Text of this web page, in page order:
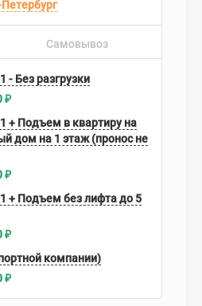
Самовывоз
- Без разгрузки
₽
+ Подъем в квартиру на
дом на 1 этаж (пронос не
₽
+ Подъем без лифта до 5
₽
компании)
₽